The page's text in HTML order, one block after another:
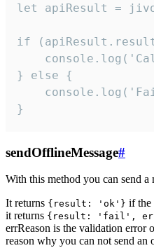
let apiResult =
if
} else {
}
sendOfflineMessage#
With this method you can send a
It returns {result: 'ok'} if the
it returns {result: 'fail',
errReason is the validation error
reason why you can not send an